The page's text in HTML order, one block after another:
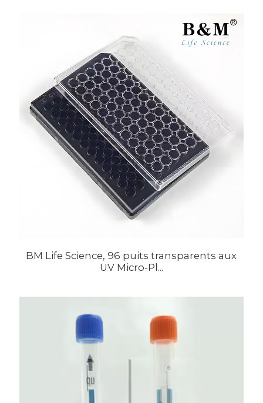
BM Life Science, 96 puits transparents aux
UV Micro-Pl...